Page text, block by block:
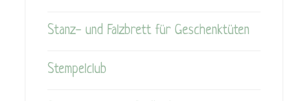
Stanz- und Falzbrett für Geschenktüten
Stempelclub